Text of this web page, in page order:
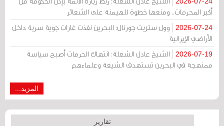
أكبر المحرمات.. ومنعها خطوة للهيمنة على الشعائر
2026-07-24
وول ستريت جورنال: البحرين نفذت غارات جوية سرية داخل
الأراضي الإيرانية
2026-07-19
الشيخ عادل الشعلة: انتهاك الحرمات أصبح سياسة
ممنهجة في البحرين تستهدف الشيعة وعلماءهم
المزيد...
تقارير